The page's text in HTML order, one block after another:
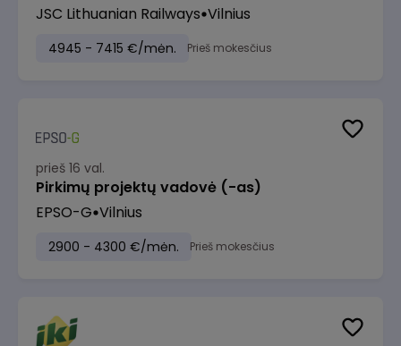
JSC Lithuanian Railways Vilnius
4945 - 7415 €/mėn. Prieš mokesčius
prieš 16 val.
Pirkimų projektų vadovė (-as)
EPSO-G Vilnius
2900 - 4300 €/mėn. Prieš mokesčius